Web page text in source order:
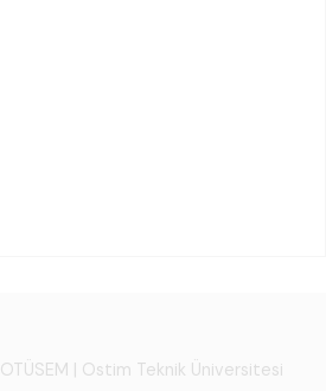
OTÜSEM | Ostim Teknik Üniversitesi